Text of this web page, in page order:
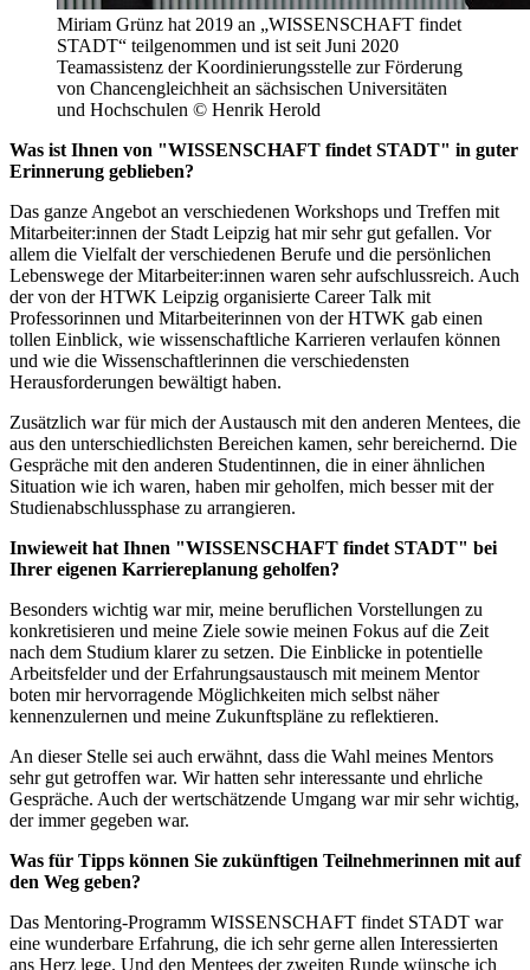
Miriam Grünz hat 2019 an „WISSENSCHAFT findet
STADT“ teilgenommen und ist seit Juni 2020
Teamassistenz der Koordinierungsstelle zur Förderung
von Chancengleichheit an sächsischen Universitäten
und Hochschulen © Henrik Herold
Was ist Ihnen von "WISSENSCHAFT findet STADT" in guter
Erinnerung geblieben?
Das ganze Angebot an verschiedenen Workshops und Treffen mit
Mitarbeiter:innen der Stadt Leipzig hat mir sehr gut gefallen. Vor
allem die Vielfalt der verschiedenen Berufe und die persönlichen
Lebenswege der Mitarbeiter:innen waren sehr aufschlussreich. Auch
der von der HTWK Leipzig organisierte Career Talk mit
Professorinnen und Mitarbeiterinnen von der HTWK gab einen
tollen Einblick, wie wissenschaftliche Karrieren verlaufen können
und wie die Wissenschaftlerinnen die verschiedensten
Herausforderungen bewältigt haben.
Zusätzlich war für mich der Austausch mit den anderen Mentees, die
aus den unterschiedlichsten Bereichen kamen, sehr bereichernd. Die
Gespräche mit den anderen Studentinnen, die in einer ähnlichen
Situation wie ich waren, haben mir geholfen, mich besser mit der
Studienabschlussphase zu arrangieren.
Inwieweit hat Ihnen "WISSENSCHAFT findet STADT" bei
Ihrer eigenen Karriereplanung geholfen?
Besonders wichtig war mir, meine beruflichen Vorstellungen zu
konkretisieren und meine Ziele sowie meinen Fokus auf die Zeit
nach dem Studium klarer zu setzen. Die Einblicke in potentielle
Arbeitsfelder und der Erfahrungsaustausch mit meinem Mentor
boten mir hervorragende Möglichkeiten mich selbst näher
kennenzulernen und meine Zukunftspläne zu reflektieren.
An dieser Stelle sei auch erwähnt, dass die Wahl meines Mentors
sehr gut getroffen war. Wir hatten sehr interessante und ehrliche
Gespräche. Auch der wertschätzende Umgang war mir sehr wichtig,
der immer gegeben war.
Was für Tipps können Sie zukünftigen Teilnehmerinnen mit auf
den Weg geben?
Das Mentoring-Programm WISSENSCHAFT findet STADT war
eine wunderbare Erfahrung, die ich sehr gerne allen Interessierten
ans Herz lege. Und den Mentees der zweiten Runde wünsche ich